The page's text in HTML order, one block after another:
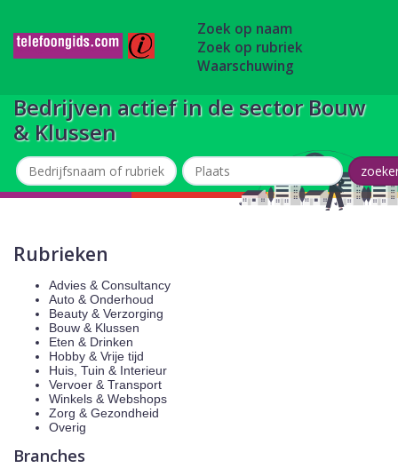
Zoek op naam
Zoek op rubriek
Waarschuwing
Bedrijven actief in de sector Bouw
& Klussen
Rubrieken
Advies & Consultancy
Auto & Onderhoud
Beauty & Verzorging
Bouw & Klussen
Eten & Drinken
Hobby & Vrije tijd
Huis, Tuin & Interieur
Vervoer & Transport
Winkels & Webshops
Zorg & Gezondheid
Overig
Branches